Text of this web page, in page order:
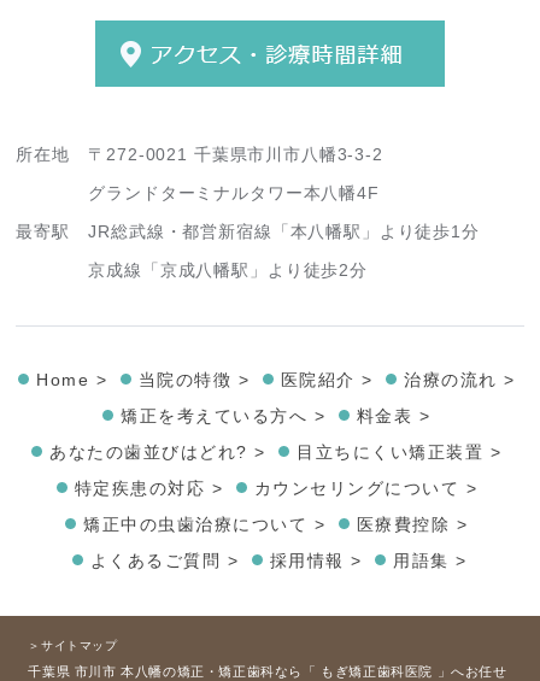
所在地
〒272-0021 千葉県市川市八幡3-3-2
グランドターミナルタワー本八幡4F
最寄駅
JR総武線・都営新宿線「本八幡駅」より徒歩1分
京成線「京成八幡駅」より徒歩2分
Home > 当院の特徴 > 医院紹介 >
治療の流れ >
矯正を考えている方へ >
料金表 >
あなたの歯並びはどれ? >
目立ちにくい矯正装置 >
特定疾患の対応 >
カウンセリングについて >
矯正中の虫歯治療について >
医療費控除 >
よくあるご質問 >
採用情報 > 用語集 >
＞サイトマップ
千葉県 市川市 本八幡の矯正・矯正歯科なら「 もぎ矯正歯科医院 」へお任せ